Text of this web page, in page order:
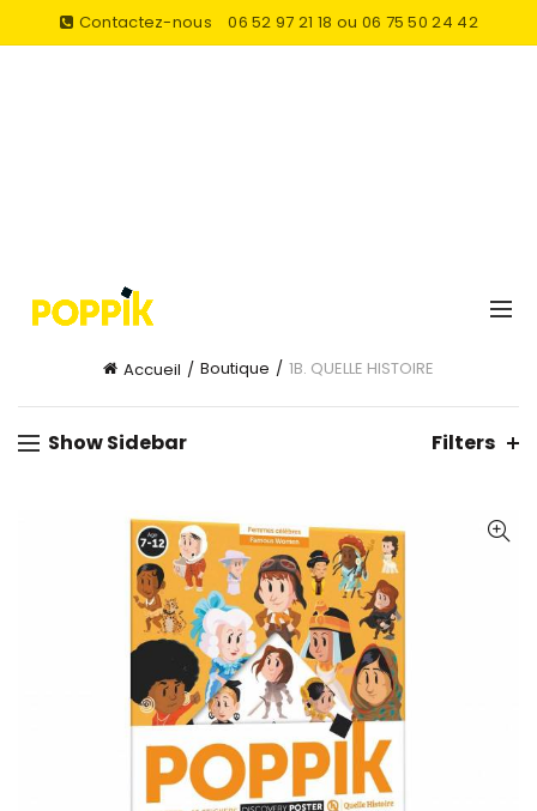
Contactez-nous 06 52 97 21 18 ou 06 75 50 24 42
Accueil Boutique 1B. QUELLE HISTOIRE
Show Sidebar Filters